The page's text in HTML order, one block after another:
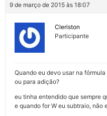
9 de março de 2015 às 18:07
Cleriston
Participante
Quando eu devo usar na
ou para adição?
eu tinha entendido que sempre
e quando for W eu subtraio, não